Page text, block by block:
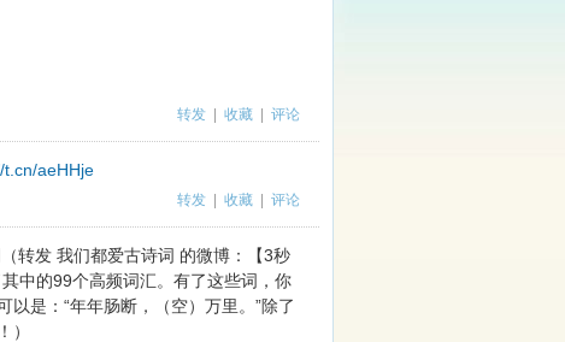
转发 收藏 评论
t.cn/aeHHje
转发 收藏 评论
转发 我们都爱古诗词 的微博：【3秒
中的99个高频词汇。有了这些词，你
是：“年年肠断，（空）万里。”除了
）